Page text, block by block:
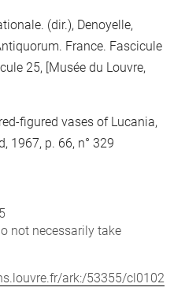
(dir.), Denoyelle,
France. Fascicule
25, [Musée du Louvre,
figured vases of Lucania,
1967, p. 66, n° 329
not necessarily take
ark:/53355/cl0102